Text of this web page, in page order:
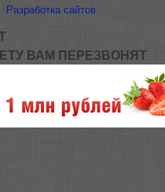
Разработка сайтов
ВАМ ПЕРЕЗВОНЯТ